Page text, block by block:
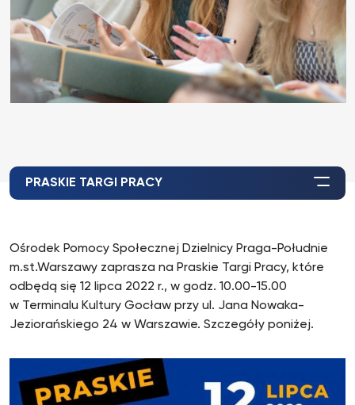
PRASKIE TARGI PRACY
Ośrodek Pomocy Społecznej Dzielnicy Praga-Południe
m.st.Warszawy zaprasza na Praskie Targi Pracy, które
odbędą się 12 lipca 2022 r., w godz. 10.00-15.00
w Terminalu Kultury Gocław przy ul. Jana Nowaka-
Jeziorańskiego 24 w Warszawie. Szczegóły poniżej.